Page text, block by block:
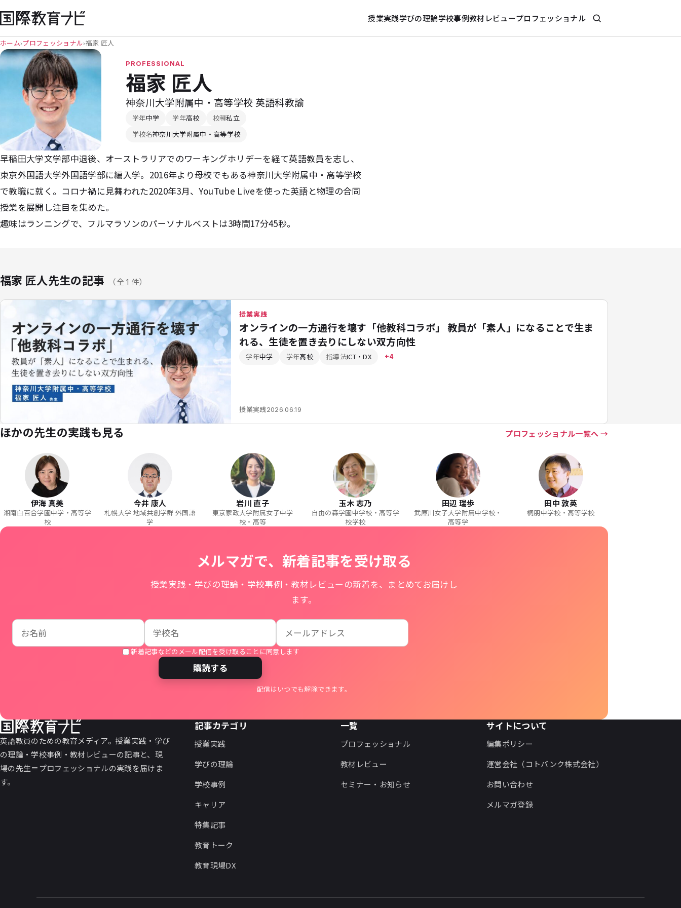
授業実践学びの理論学校事例教材レビュープロフェッショナル
ホーム›プロフェッショナル›福家 匠人
PROFESSIONAL
福家 匠人
神奈川大学附属中・高等学校 英語科教諭
学年中学 学年高校 校種私立
学校名神奈川大学附属中・高等学校
早稲田大学文学部中退後、オーストラリアでのワーキングホリデーを経て英語教員を志し、
東京外国語大学外国語学部に編入学。2016年より母校でもある神奈川大学附属中・高等学校
で教職に就く。コロナ禍に見舞われた2020年3月、YouTube Liveを使った英語と物理の合同
授業を展開し注目を集めた。
趣味はランニングで、フルマラソンのパーソナルベストは3時間17分45秒。
福家 匠人先生の記事 （全 1 件）
授業実践
オンラインの一方通行を壊す「他教科コラボ」 教員が「素人」になることで生ま
れる、生徒を置き去りにしない双方向性
学年中学 学年高校 指導法ICT・DX +4
授業実践2026.06.19
ほかの先生の実践も見る プロフェッショナル一覧へ
伊海 真美
湘南白百合学園中学・高等学
校
今井 康人
札幌大学 地域共創学群 外国語
学
岩川 直子
東京家政大学附属女子中学
校・高等
玉木 志乃
自由の森学園中学校・高等学
校学校
田辺 瑞歩
武庫川女子大学附属中学校・
高等学
田中 敦英
桐朋中学校・高等学校
メルマガで、新着記事を受け取る
授業実践・学びの理論・学校事例・教材レビューの新着を、まとめてお届けし
ます。
お名前
学校名
メールアドレス
新着記事などのメール配信を受け取ることに同意します
購読する
配信はいつでも解除できます。
英語教員のための教育メディア。授業実践・学び
の理論・学校事例・教材レビューの記事と、現
場の先生＝プロフェッショナルの実践を届けま
す。
記事カテゴリ
授業実践
学びの理論
学校事例
キャリア
特集記事
教育トーク
教育現場DX
一覧
プロフェッショナル
教材レビュー
セミナー・お知らせ
サイトについて
編集ポリシー
運営会社（コトバンク株式会社）
お問い合わせ
メルマガ登録